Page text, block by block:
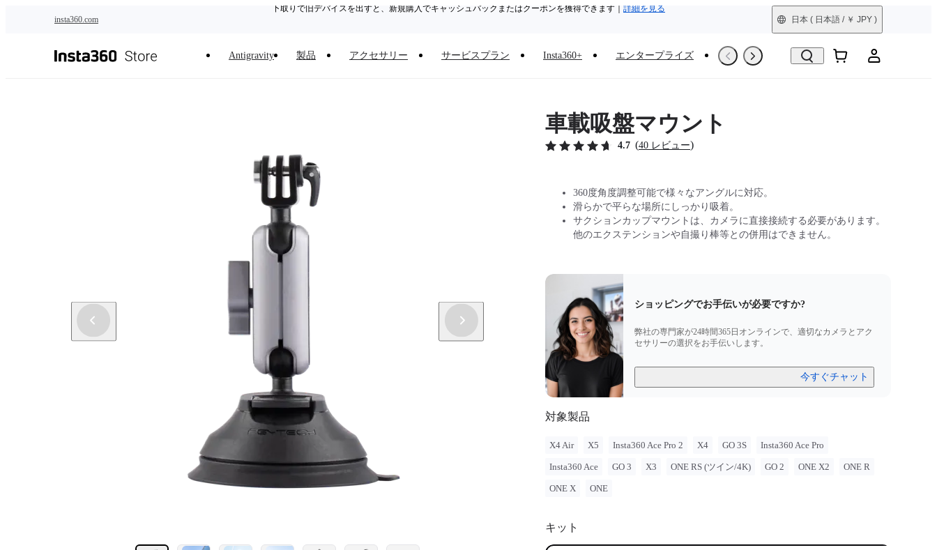
insta360.com
下取りで旧デバイスを出すと、新規購入でキャッシュバックまたはクーポンを獲得できます ｜ 詳細を見る
日本 ( 日本語 / ￥ JPY )
Antigravity 製品 アクセサリー サービスプラン Insta360+ エンタープライズ 撮影シーン Trade-In 整備済製品
車載吸盤マウント
4.7 (40 レビュー)
360度角度調整可能で様々なアングルに対応。
滑らかで平らな場所にしっかり吸着。
サクションカップマウントは、カメラに直接接続する必要があります。
他のエクステンションや自撮り棒等との併用はできません。
ショッピングでお手伝いが必要ですか?
弊社の専門家が24時間365日オンラインで、適切なカメラとアク
セサリーの選択をお手伝いします。
今すぐチャット
対象製品
X4 Air X5 Insta360 Ace Pro 2 X4 GO 3S Insta360 Ace Pro
Insta360 Ace GO 3 X3 ONE RS (ツイン/4K) GO 2 ONE X2 ONE R
ONE X ONE
キット